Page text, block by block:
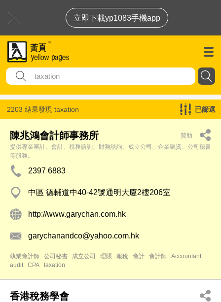
立即下載yp1083手機app
2203 結果發現 taxation 已篩選
陳兆鴻會計師事務所
贊助
提供專業審計、會計、稅務諮詢、財務諮詢、成立公司、企業融資、公司秘書
等服務。
2397 6883
中區 德輔道中40-42號通明大廈2樓206室
http://www.garychan.com.hk
garychanandco@yahoo.com.hk
執業會計師 公司秘書 成立公司 理賬 報稅 會計 會計師
Accountant
audit
CPA taxation
香港稅務學會